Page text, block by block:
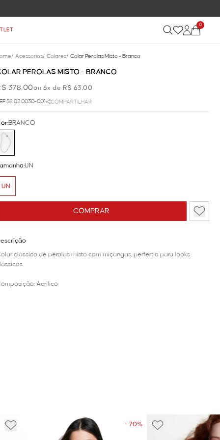
0
/ Acessorios/ Colares/ Colar Perolas Misto - Branco
PEROLAS MISTO - BRANCO
378,00ou 6x de R$ 63,00
001 COMPARTILHAR
COMPRAR
BRANCO
UN
UN
clássico de pérolas misto com miçangas, perfertio para looks
Acrílico
- 70%